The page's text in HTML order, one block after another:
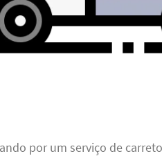
por um serviço de